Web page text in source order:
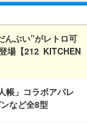
んぶい”がレトロ可
場【212 KITCHEN
帳」コラボアパレ
など全8型